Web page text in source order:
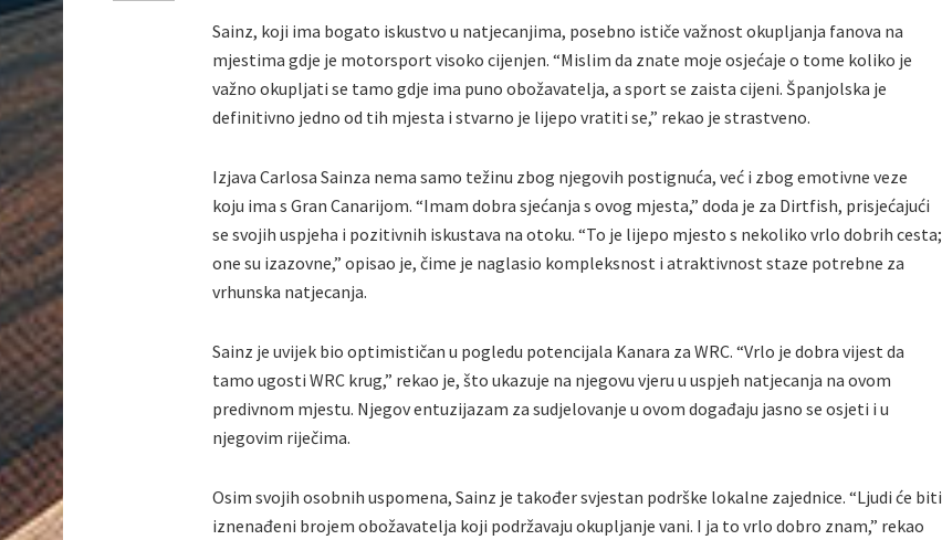
Sainz, koji ima bogato iskustvo u natjecanjima, posebno ističe važnost okupljanja fanova na
mjestima gdje je motorsport visoko cijenjen. “Mislim da znate moje osjećaje o tome koliko je
važno okupljati se tamo gdje ima puno obožavatelja, a sport se zaista cijeni. Španjolska je
definitivno jedno od tih mjesta i stvarno je lijepo vratiti se,” rekao je strastveno.
Izjava Carlosa Sainza nema samo težinu zbog njegovih postignuća, već i zbog emotivne veze
koju ima s Gran Canarijom. “Imam dobra sjećanja s ovog mjesta,” doda je za Dirtfish, prisjećajući
se svojih uspjeha i pozitivnih iskustava na otoku. “To je lijepo mjesto s nekoliko vrlo dobrih cesta;
one su izazovne,” opisao je, čime je naglasio kompleksnost i atraktivnost staze potrebne za
vrhunska natjecanja.
Sainz je uvijek bio optimističan u pogledu potencijala Kanara za WRC. “Vrlo je dobra vijest da
tamo ugosti WRC krug,” rekao je, što ukazuje na njegovu vjeru u uspjeh natjecanja na ovom
predivnom mjestu. Njegov entuzijazam za sudjelovanje u ovom događaju jasno se osjeti i u
njegovim riječima.
Osim svojih osobnih uspomena, Sainz je također svjestan podrške lokalne zajednice. “Ljudi će biti
iznenađeni brojem obožavatelja koji podržavaju okupljanje vani. I ja to vrlo dobro znam,” rekao